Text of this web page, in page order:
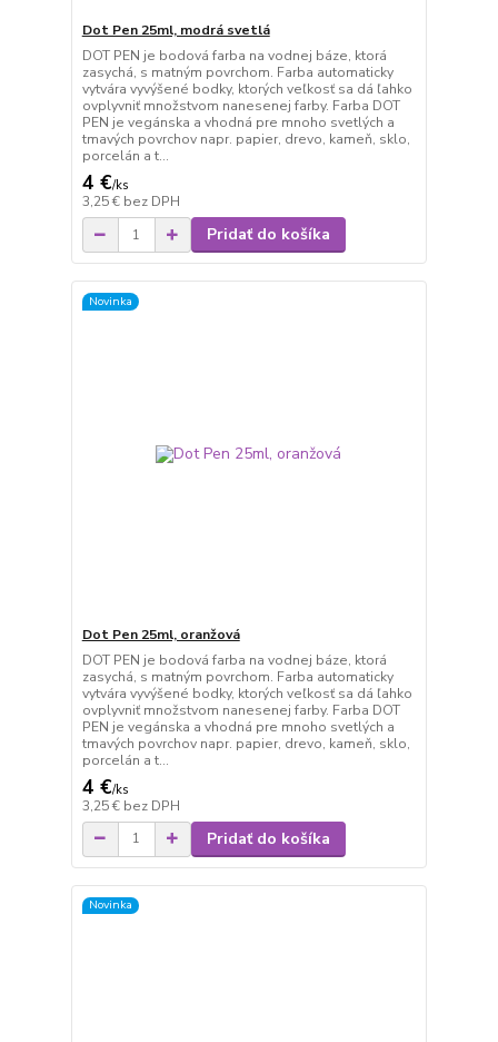
Dot Pen 25ml, modrá svetlá
DOT PEN je bodová farba na vodnej báze, ktorá
zasychá, s matným povrchom. Farba automaticky
vytvára vyvýšené bodky, ktorých veľkosť sa dá ľahko
ovplyvniť množstvom nanesenej farby. Farba DOT
PEN je vegánska a vhodná pre mnoho svetlých a
tmavých povrchov napr. papier, drevo, kameň, sklo,
porcelán a t...
4 €/ks
3,25 € bez DPH
Pridať do košíka
Novinka
Dot Pen 25ml, oranžová
DOT PEN je bodová farba na vodnej báze, ktorá
zasychá, s matným povrchom. Farba automaticky
vytvára vyvýšené bodky, ktorých veľkosť sa dá ľahko
ovplyvniť množstvom nanesenej farby. Farba DOT
PEN je vegánska a vhodná pre mnoho svetlých a
tmavých povrchov napr. papier, drevo, kameň, sklo,
porcelán a t...
4 €/ks
3,25 € bez DPH
Pridať do košíka
Novinka